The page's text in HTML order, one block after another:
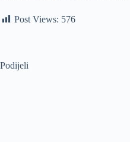
Post Views: 576
Podijeli